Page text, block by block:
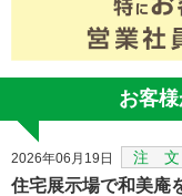
お客
2026年06月19日 注 文
住宅展示場で和美庵